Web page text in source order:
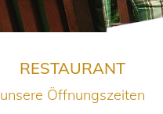
RESTAURANT
unsere Öffnungszeiten